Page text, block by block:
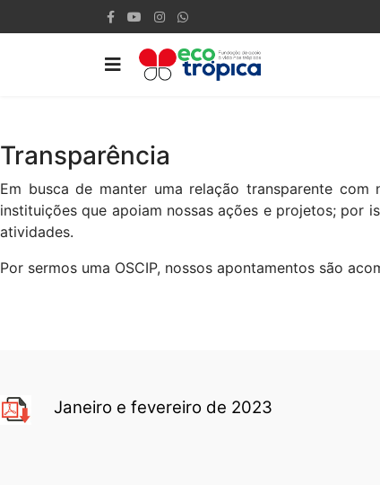
Transparência
Em busca de manter uma relação transparente
instituições que apoiam nossas ações e projetos; por
atividades.
Por sermos uma OSCIP, nossos apontamentos são
Janeiro e fevereiro de 2023